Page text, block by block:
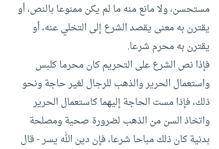
مستحسن، ولا مانع منه ما لم يكن ممنوعا بالنص، أو
يقترن به معنى يقصد الشرع إلى التخلي عنه، أو
يقترن به محرم شرعا.‏
فإذا نص الشرع على التحريم كان محرما كلبس
واستعمال الحرير والذهب للرجال لغير حاجة ونحو
ذلك، فإذا مست الحاجة إليهما كاستعمال الحرير
واتخاذ السن من الذهب لضرورة صحية ومصلحة
بدنية كان ذلك مباحا شرعا، فإن دين الله يسر -‏ قال